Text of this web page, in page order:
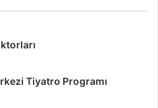
Tiyatro Programı